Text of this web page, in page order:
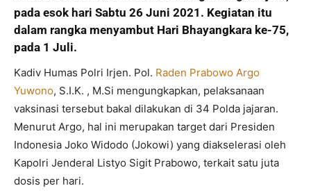
pada esok hari Sabtu 26 Juni 2021. Kegiatan itu
dalam rangka menyambut Hari Bhayangkara ke-75,
pada 1 Juli.
Kadiv Humas Polri Irjen. Pol. Raden Prabowo Argo
Yuwono, S.I.K. , M.Si mengungkapkan, pelaksanaan
vaksinasi tersebut bakal dilakukan di 34 Polda jajaran.
Menurut Argo, hal ini merupakan target dari Presiden
Indonesia Joko Widodo (Jokowi) yang diakselerasi oleh
Kapolri Jenderal Listyo Sigit Prabowo, terkait satu juta
dosis per hari.